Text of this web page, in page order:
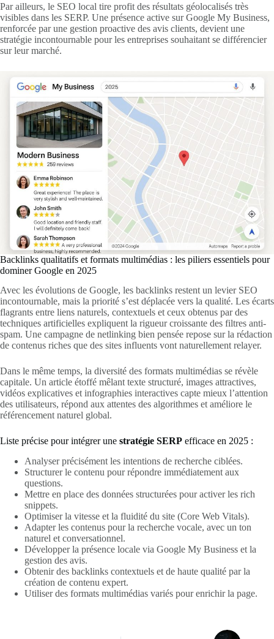
Par ailleurs, le SEO local tire profit des résultats géolocalisés très
visibles dans les SERP. Une présence active sur Google My Business,
renforcée par une gestion proactive des avis clients, devient une
stratégie incontournable pour les entreprises souhaitant se différencier
sur leur marché.
Backlinks qualitatifs et formats multimédias : les piliers essentiels pour
dominer Google en 2025
Avec les évolutions de Google, les backlinks restent un levier SEO
incontournable, mais la priorité s’est déplacée vers la qualité. Les écarts
flagrants entre liens naturels, contextuels et ceux obtenus par des
techniques artificielles expliquent la rigueur croissante des filtres anti-
spam. Une campagne de netlinking bien pensée repose sur la rédaction
de contenus riches que des sites influents vont naturellement relayer.
Dans le même temps, la diversité des formats multimédias se révèle
capitale. Un article étoffé mêlant texte structuré, images attractives,
vidéos explicatives et infographies interactives capte mieux l’attention
des utilisateurs, répond aux attentes des algorithmes et améliore le
référencement naturel global.
Liste précise pour intégrer une stratégie SERP efficace en 2025 :
Analyser précisément les intentions de recherche ciblées.
Structurer le contenu pour répondre immédiatement aux
questions.
Mettre en place des données structurées pour activer les rich
snippets.
Optimiser la vitesse et la fluidité du site (Core Web Vitals).
Adapter les contenus pour la recherche vocale, avec un ton
naturel et conversationnel.
Développer la présence locale via Google My Business et la
gestion des avis.
Obtenir des backlinks contextuels et de haute qualité par la
création de contenu expert.
Utiliser des formats multimédias variés pour enrichir la page.